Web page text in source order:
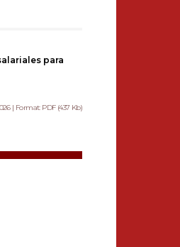
para
| Format: PDF (437 Kb)